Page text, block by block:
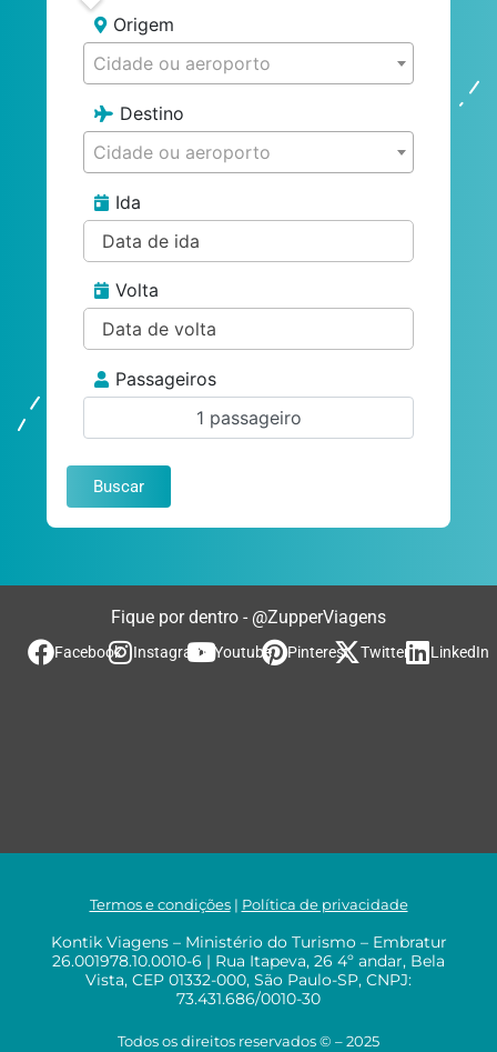
Origem
Cidade ou aeroporto
Destino
Cidade ou aeroporto
Ida
Volta
Passageiros
1 passageiro
Buscar
Fique por dentro - @ZupperViagens
Facebook Instagram Youtube Pinterest Twitter LinkedIn
Termos e condições| Política de privacidade
Kontik Viagens – Ministério do Turismo – Embratur
26.001978.10.0010-6 | Rua Itapeva, 26 4º andar, Bela
Vista, CEP 01332-000, São Paulo-SP, CNPJ:
73.431.686/0010-30
Todos os direitos reservados © – 2025